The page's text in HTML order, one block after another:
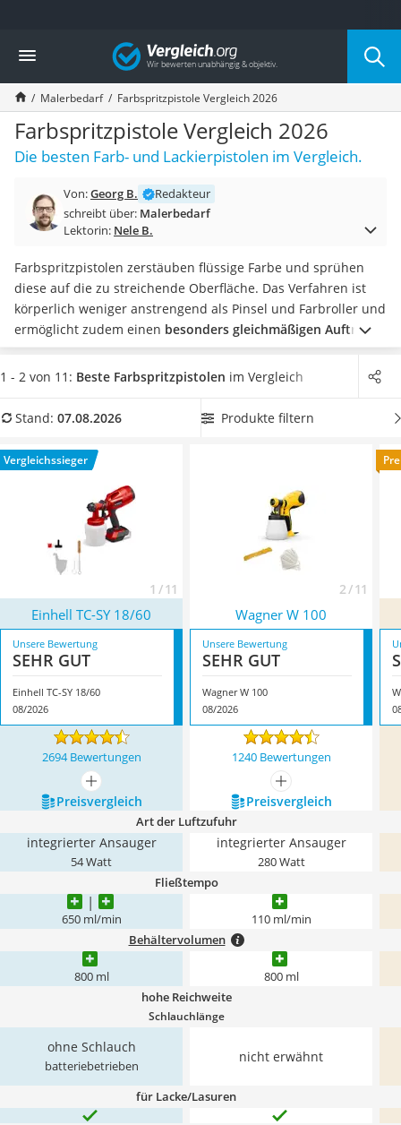
Die beliebtesten Vergleiche nach Kategorie
Baumarkt
Tresor feuerfest
Makita-Akku-Rasenmäher
Kappsäge
Smartes Türschloss
Akku-Rasentrimmer
Feuchtigkeitsmessgerät
Split-Klimaanlage 2 Innengeräte
Pelletofen
Tiefbrunnenpumpe
Fliesenschneider
Hochdruckreiniger
Doppelschleifer
Überwachungskamera
Benzinrasenmäher mit Elektrostart
Löschdecke
Winterharte Palmen
Gasdurchlauferhitzer
Vergleich
Malerbedarf Farbspritzpistole Vergleich 2026
Farbspritzpistole Vergleich 2026
Die besten Farb- und Lackierpistolen im Vergleich.
Von:Georg B.
Redakteur
schreibt über: Malerbedarf
Lektorin: Nele B.
Farbspritzpistolen zerstäuben flüssige Farbe und sprühen
diese auf die zu streichende Oberfläche. Das Verfahren ist
körperlich weniger anstrengend als Pinsel und Farbroller und
ermöglicht zudem einen besonders gleichmäßigen Auftrag
auch auf unebenen Flächen. Zwar können alle Modelle mit
Lacken und Lasuren umgehen, aber wenn Sieauch
Sie jetzt in unserer Test- bzw. Vergleichstabelle nach einem
uns hier im August 2026 besonders das Modell
Einhell TC-SY
18/60* mit seinen Eigenschaften.
1 - 2 von 11: Beste Farbspritzpistolen im Vergleich
Stand: 07.08.2026 Produkte filtern
Vergleichssieger
1 / 11 2 / 11
Einhell TC-SY 18/60 Wagner W 100
Unsere Bewertung
SEHR GUT
Einhell TC-SY 18/60
08/2026
Unsere Bewertung
SEHR GUT
Wagner W 100
08/2026
2694 Bewertungen 1240 Bewertungen
mehr anzeigen
mehr anzeigen
Preis­vergleich
Preis­vergleich
Art der Luftzufuhr
integrierter Ansauger
54 Watt
integrierter Ansauger
280 Watt
Fließtempo
650 ml/min 110 ml/min
Behältervolumen
800 ml 800 ml
hohe Reichweite
Schlauchlänge
ohne Schlauch
batteriebetrieben
nicht erwähnt
für Lacke/Lasuren